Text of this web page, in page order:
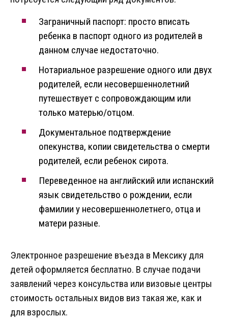
Заграничный паспорт: просто вписать
ребенка в паспорт одного из родителей в
данном случае недостаточно.
Нотариальное разрешение одного или двух
родителей, если несовершеннолетний
путешествует с сопровождающим или
только матерью/отцом.
Документальное подтверждение
опекунства, копии свидетельства о смерти
родителей, если ребенок сирота.
Переведенное на английский или испанский
язык свидетельство о рождении, если
фамилии у несовершеннолетнего, отца и
матери разные.
Электронное разрешение въезда в Мексику для
детей оформляется бесплатно. В случае подачи
заявлений через консульства или визовые центры
стоимость остальных видов виз такая же, как и
для взрослых.